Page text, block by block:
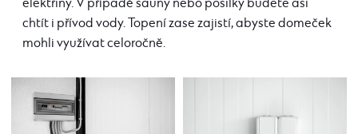
elektřiny. V případě sauny nebo posilky budete asi
chtít i přívod vody. Topení zase zajistí, abyste domeček
mohli využívat celoročně.